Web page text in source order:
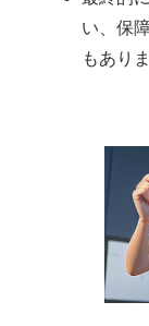
い、保
もあり